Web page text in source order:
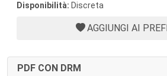
Disponibilità: Discreta
AGGIUNGI AI
PDF CON DRM